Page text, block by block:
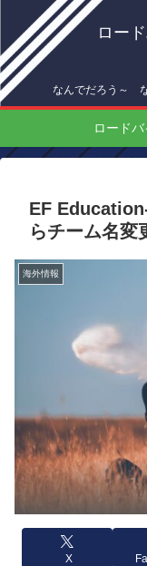
ロー
なんでだろう～
ロード
EF
らチーム名変
海外情報
X